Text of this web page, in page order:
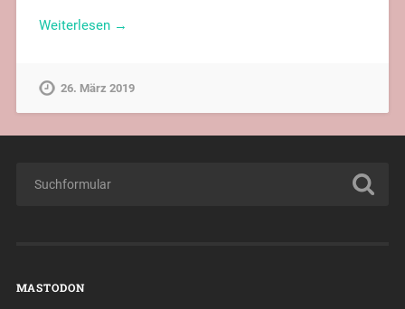
Weiterlesen →
26. März 2019
MASTODON